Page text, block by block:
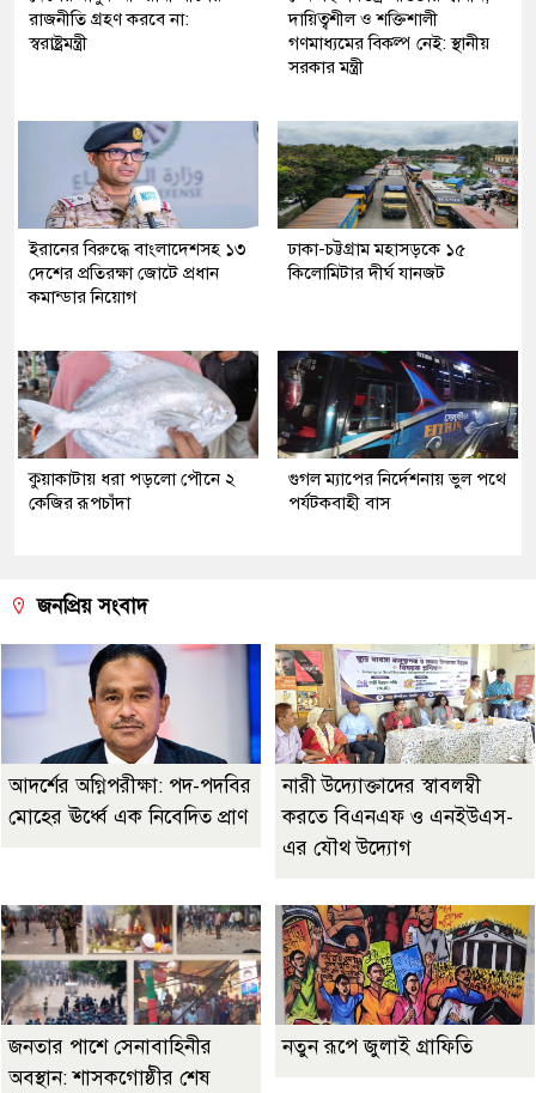
রাজনীতি গ্রহণ করবে না:
স্বরাষ্ট্রমন্ত্রী
দায়িত্বশীল ও শক্তিশালী
গণমাধ্যমের বিকল্প নেই: স্থানীয়
সরকার মন্ত্রী
ইরানের বিরুদ্ধে বাংলাদেশসহ ১৩
দেশের প্রতিরক্ষা জোটে প্রধান
কমান্ডার নিয়োগ
ঢাকা-চট্টগ্রাম মহাসড়কে ১৫
কিলোমিটার দীর্ঘ যানজট
কুয়াকাটায় ধরা পড়লো পৌনে ২
কেজির রূপচাঁদা
গুগল ম্যাপের নির্দেশনায় ভুল পথে
পর্যটকবাহী বাস
জনপ্রিয় সংবাদ
আদর্শের অগ্নিপরীক্ষা: পদ-পদবির
মোহের ঊর্ধ্বে এক নিবেদিত প্রাণ
নারী উদ্যোক্তাদের স্বাবলম্বী
করতে বিএনএফ ও এনইউএস-
এর যৌথ উদ্যোগ
জনতার পাশে সেনাবাহিনীর
অবস্থান: শাসকগোষ্ঠীর শেষ
নতুন রূপে জুলাই গ্রাফিতি